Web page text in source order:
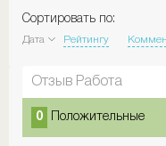
Сортировать по:
Дата Рейтингу
Отзыв Работа
0 Положительные